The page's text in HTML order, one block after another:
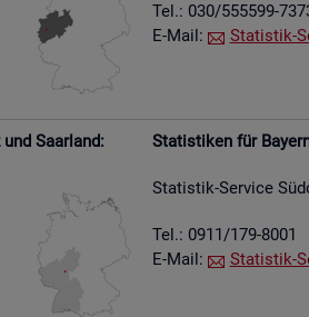
Tel.: 030/555599-
E-Mail:
Sta­tis­tik-
Saar­land: Sta­tis­ti­ken für
Sta­tis­tik-Ser­vice
Tel.: 0911/179-8001
E-Mail:
Sta­tis­tik-